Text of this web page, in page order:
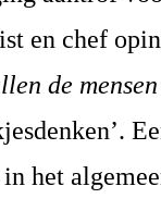
en chef
de
het